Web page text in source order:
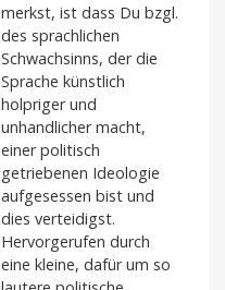
merkst, ist dass Du bzgl.
des sprachlichen
Schwachsinns, der die
Sprache künstlich
holpriger und
unhandlicher macht,
einer politisch
getriebenen Ideologie
aufgesessen bist und
dies verteidigst.
Hervorgerufen durch
eine kleine, dafür um so